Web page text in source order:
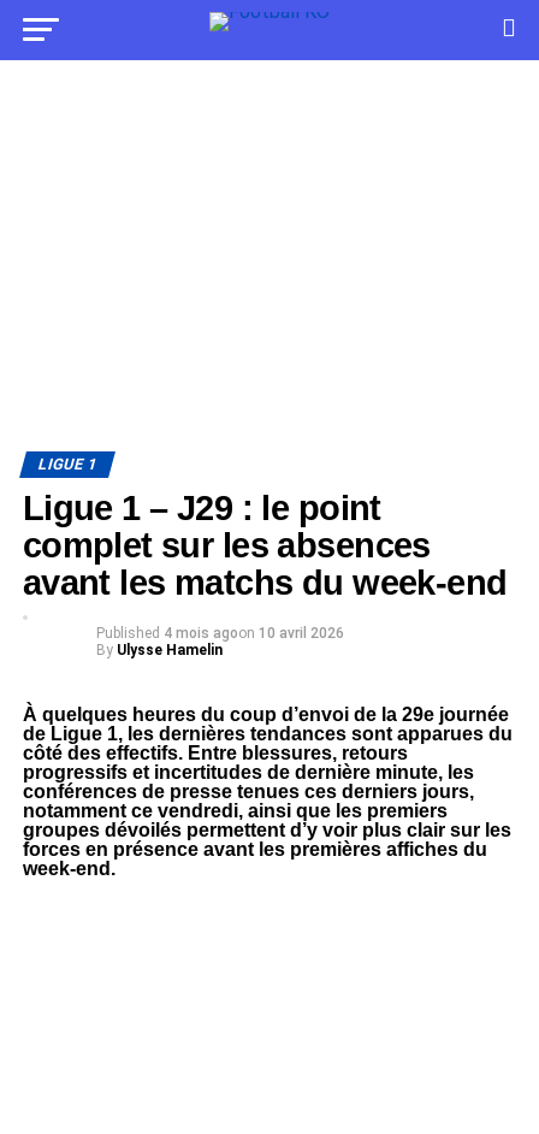
LIGUE 1
Ligue 1 – J29 : le point
complet sur les absences
avant les matchs du week-end
Published 4 mois agoon 10 avril 2026
By Ulysse Hamelin
À quelques heures du coup d’envoi de la 29e journée
de Ligue 1, les dernières tendances sont apparues du
côté des effectifs. Entre blessures, retours
progressifs et incertitudes de dernière minute, les
conférences de presse tenues ces derniers jours,
notamment ce vendredi, ainsi que les premiers
groupes dévoilés permettent d’y voir plus clair sur les
forces en présence avant les premières affiches du
week-end.